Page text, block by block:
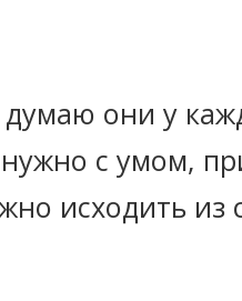
они у
с умом,
исходить из